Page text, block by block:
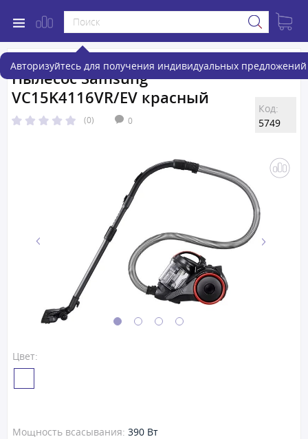
Авторизуйтесь для получения индивидуальных предложений
Пылесос Samsung
VC15K4116VR/EV красный
(0) 0
Код:
5749
Цвет:
Мощность всасывания: 390 Вт